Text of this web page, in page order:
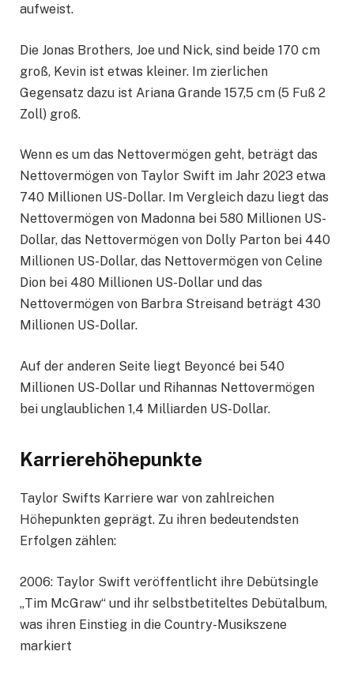
aufweist.
Die Jonas Brothers, Joe und Nick, sind beide 170 cm
groß, Kevin ist etwas kleiner. Im zierlichen
Gegensatz dazu ist Ariana Grande 157,5 cm (5 Fuß 2
Zoll) groß.
Wenn es um das Nettovermögen geht, beträgt das
Nettovermögen von Taylor Swift im Jahr 2023 etwa
740 Millionen US-Dollar. Im Vergleich dazu liegt das
Nettovermögen von Madonna bei 580 Millionen US-
Dollar, das Nettovermögen von Dolly Parton bei 440
Millionen US-Dollar, das Nettovermögen von Celine
Dion bei 480 Millionen US-Dollar und das
Nettovermögen von Barbra Streisand beträgt 430
Millionen US-Dollar.
Auf der anderen Seite liegt Beyoncé bei 540
Millionen US-Dollar und Rihannas Nettovermögen
bei unglaublichen 1,4 Milliarden US-Dollar.
Karrierehöhepunkte
Taylor Swifts Karriere war von zahlreichen
Höhepunkten geprägt. Zu ihren bedeutendsten
Erfolgen zählen:
2006: Taylor Swift veröffentlicht ihre Debütsingle
„Tim McGraw“ und ihr selbstbetiteltes Debütalbum,
was ihren Einstieg in die Country-Musikszene
markiert